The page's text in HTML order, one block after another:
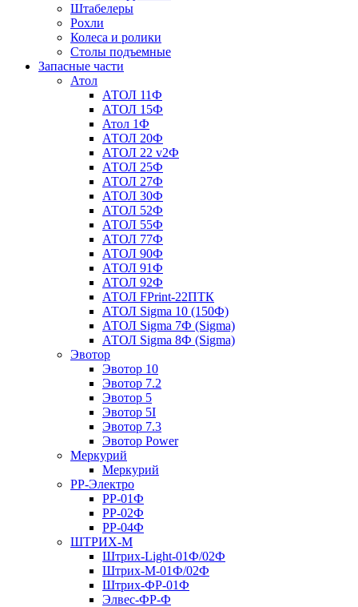
Штабелеры
Рохли
Колеса и ролики
Столы подъемные
Запасные части
Атол
АТОЛ 11Ф
АТОЛ 15Ф
Атол 1Ф
АТОЛ 20Ф
АТОЛ 22 v2Ф
АТОЛ 25Ф
АТОЛ 27Ф
АТОЛ 30Ф
АТОЛ 52Ф
АТОЛ 55Ф
АТОЛ 77Ф
АТОЛ 90Ф
АТОЛ 91Ф
АТОЛ 92Ф
АТОЛ FPrint-22ПТК
АТОЛ Sigma 10 (150Ф)
АТОЛ Sigma 7Ф (Sigma)
АТОЛ Sigma 8Ф (Sigma)
Эвотор
Эвотор 10
Эвотор 7.2
Эвотор 5
Эвотор 5I
Эвотор 7.3
Эвотор Power
Меркурий
Меркурий
РР-Электро
РР-01Ф
РР-02Ф
РР-04Ф
ШТРИХ-М
Штрих-Light-01Ф/02Ф
Штрих-М-01Ф/02Ф
Штрих-ФР-01Ф
Элвес-ФР-Ф